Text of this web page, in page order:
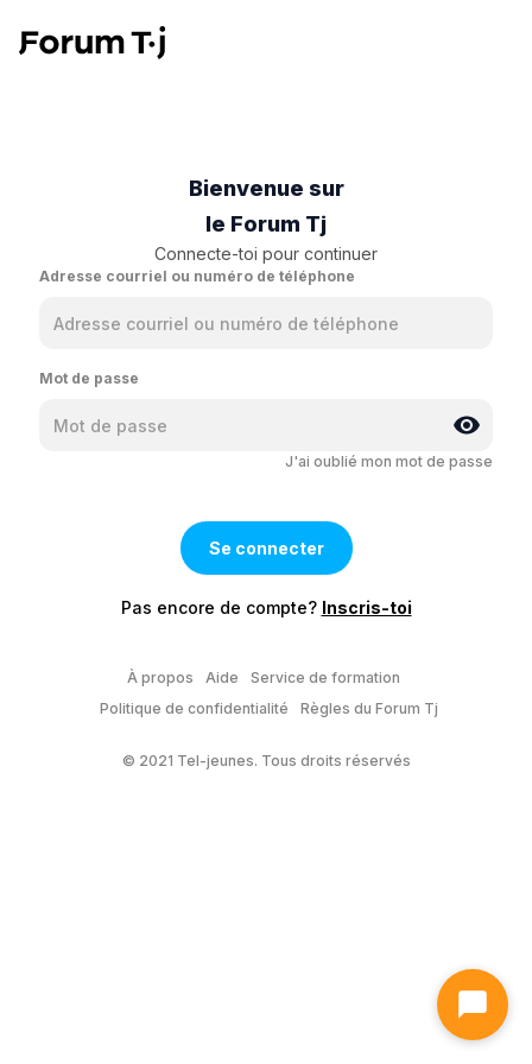
Bienvenue sur
le Forum Tj
Connecte-toi pour continuer
Adresse courriel ou numéro de téléphone
Mot de passe
J'ai oublié mon mot de passe
Pas encore de compte? Inscris-toi
À propos Aide
Service de formation
Politique de confidentialité
Règles du Forum Tj
© 2021 Tel-jeunes. Tous droits réservés